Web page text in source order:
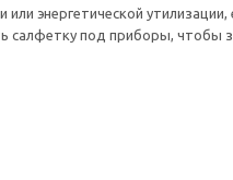
энергетической
салфетку под приборы, чтобы